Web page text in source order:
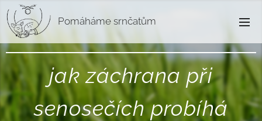
Pomáháme srnčatům
jak záchrana při
senosečích probíhá